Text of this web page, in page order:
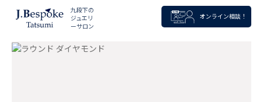
九段下の
ジュエリ
ーサロン
オンライン相談！